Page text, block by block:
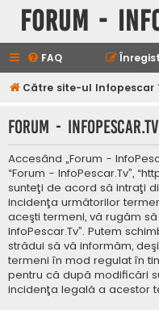
Forum -
FAQ
Către site-ul Infopescar
Forum -
Accesând „Forum -
“Forum - InfoPescar.Tv”,
sunteţi de acord să intraţi
incidenţa următorilor
aceşti termeni, vă rugăm
InfoPescar.Tv”. Putem
strădui să vă informăm,
termeni în mod regulat în
pentru că după modificări
incidenţa legală a acestor